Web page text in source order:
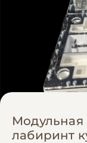
лабиринт